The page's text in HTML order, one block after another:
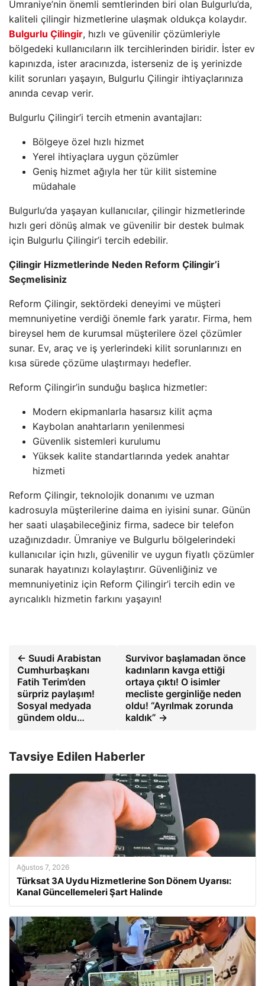
Ümraniye’nin önemli semtlerinden biri olan Bulgurlu’da,
kaliteli çilingir hizmetlerine ulaşmak oldukça kolaydır.
Bulgurlu Çilingir, hızlı ve güvenilir çözümleriyle
bölgedeki kullanıcıların ilk tercihlerinden biridir. İster ev
kapınızda, ister aracınızda, isterseniz de iş yerinizde
kilit sorunları yaşayın, Bulgurlu Çilingir ihtiyaçlarınıza
anında cevap verir.
Bulgurlu Çilingir’i tercih etmenin avantajları:
Bölgeye özel hızlı hizmet
Yerel ihtiyaçlara uygun çözümler
Geniş hizmet ağıyla her tür kilit sistemine
müdahale
Bulgurlu’da yaşayan kullanıcılar, çilingir hizmetlerinde
hızlı geri dönüş almak ve güvenilir bir destek bulmak
için Bulgurlu Çilingir’i tercih edebilir.
Çilingir Hizmetlerinde Neden Reform Çilingir’i
Seçmelisiniz
Reform Çilingir, sektördeki deneyimi ve müşteri
memnuniyetine verdiği önemle fark yaratır. Firma, hem
bireysel hem de kurumsal müşterilere özel çözümler
sunar. Ev, araç ve iş yerlerindeki kilit sorunlarınızı en
kısa sürede çözüme ulaştırmayı hedefler.
Reform Çilingir’in sunduğu başlıca hizmetler:
Modern ekipmanlarla hasarsız kilit açma
Kaybolan anahtarların yenilenmesi
Güvenlik sistemleri kurulumu
Yüksek kalite standartlarında yedek anahtar
hizmeti
Reform Çilingir, teknolojik donanımı ve uzman
kadrosuyla müşterilerine daima en iyisini sunar. Günün
her saati ulaşabileceğiniz firma, sadece bir telefon
uzağınızdadır. Ümraniye ve Bulgurlu bölgelerindeki
kullanıcılar için hızlı, güvenilir ve uygun fiyatlı çözümler
sunarak hayatınızı kolaylaştırır. Güvenliğiniz ve
memnuniyetiniz için Reform Çilingir’i tercih edin ve
ayrıcalıklı hizmetin farkını yaşayın!
← Suudi Arabistan
Cumhurbaşkanı
Fatih Terim’den
sürpriz paylaşım!
Sosyal medyada
gündem oldu…
Survivor başlamadan önce
kadınların kavga ettiği
ortaya çıktı! O isimler
mecliste gerginliğe neden
oldu! “Ayrılmak zorunda
kaldık” →
Tavsiye Edilen Haberler
Ağustos 7, 2026
Türksat 3A Uydu Hizmetlerine Son Dönem Uyarısı:
Kanal Güncellemeleri Şart Halinde